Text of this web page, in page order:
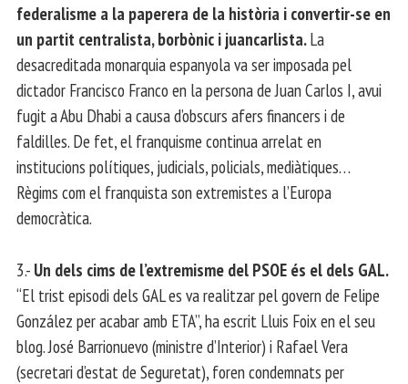
federalisme a la paperera de la història i convertir-se en
un partit centralista, borbònic i juancarlista.La
desacreditada monarquia espanyola va ser imposada pel
dictador Francisco Franco en la persona de Juan Carlos I, avui
fugit a Abu Dhabi a causa d’obscurs afers financers i de
faldilles. De fet, el franquisme continua arrelat en
institucions polítiques, judicials, policials, mediàtiques…
Règims com el franquista son extremistes a l’Europa
democràtica.
3.- Un dels cims de l’extremisme del PSOE és el dels GAL.
“El trist episodi dels GAL es va realitzar pel govern de Felipe
González per acabar amb ETA”, ha escrit Lluis Foix en el seu
blog. José Barrionuevo (ministre d’Interior) i Rafael Vera
(secretari d’estat de Seguretat), foren condemnats per